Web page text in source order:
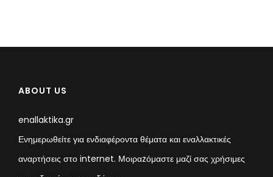
ABOUT US
enallaktika.gr
Ενημερωθείτε για ενδιαφέροντα θέματα και εναλλακτικές
αναρτήσεις στο internet. Μοιραzόμαστε μαζί σας χρήσιμες